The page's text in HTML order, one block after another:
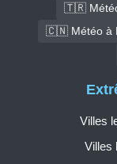
🇹🇷
🇨🇳 Météo à
Villes
Villes